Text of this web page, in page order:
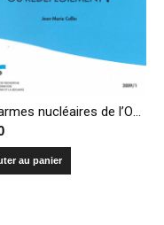
Les armes nucléaires de l’OTAN fin de partie ou redéploiement ?
au panier